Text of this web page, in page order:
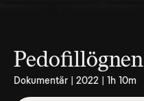
Pedofillögnen
Dokumentär | 2022 | 1h 10m